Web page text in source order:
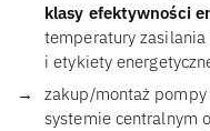
klasy efektywności
temperatury
i etykiety
zakup/montaż
systemie centralnym